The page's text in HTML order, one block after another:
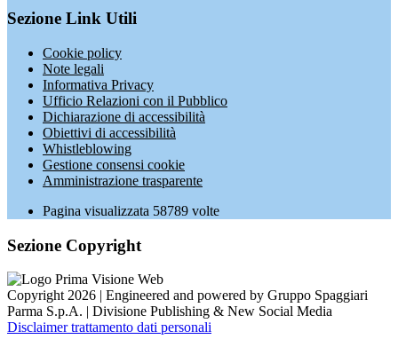
Sezione Link Utili
Cookie policy
Note legali
Informativa Privacy
Ufficio Relazioni con il Pubblico
Dichiarazione di accessibilità
Obiettivi di accessibilità
Whistleblowing
Gestione consensi cookie
Amministrazione trasparente
Pagina visualizzata 58789 volte
Sezione Copyright
Copyright 2026 | Engineered and powered by Gruppo Spaggiari
Parma S.p.A. | Divisione Publishing & New Social Media
Disclaimer trattamento dati personali